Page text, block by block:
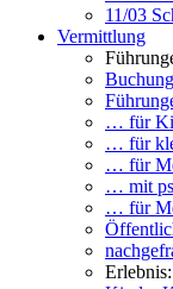
11/03
Vermittlung
Buchung
… für
… für
… für
… mit
… für
Erlebnis: